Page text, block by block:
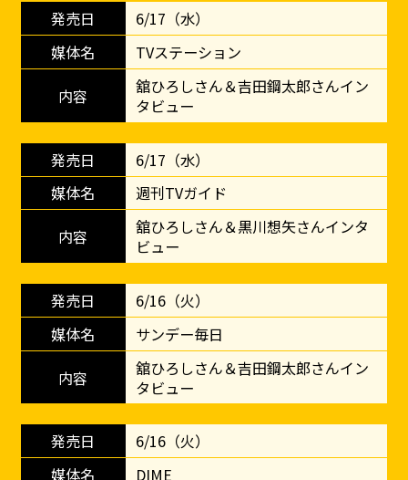
6/17（水）
TVステーション
舘ひろしさん＆吉田鋼太郎さんイン
タビュー
6/17（水）
週刊TVガイド
舘ひろしさん＆黒川想矢さんインタ
ビュー
6/16（火）
サンデー毎日
舘ひろしさん＆吉田鋼太郎さんイン
タビュー
6/16（火）
DIME